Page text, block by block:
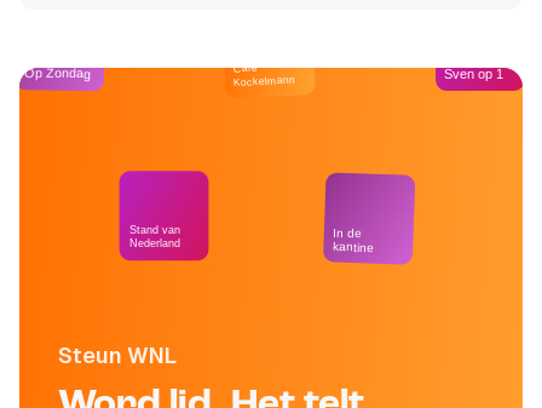
Steun WNL
Op Zondag
Stand van
Nederland
Café
Kockelmann
In de
kantine
Sven op 1